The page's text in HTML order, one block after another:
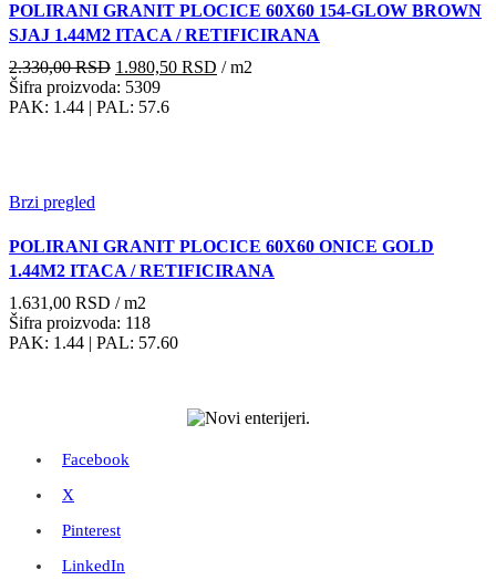
POLIRANI GRANIT PLOCICE 60X60 154-GLOW BROWN
SJAJ 1.44M2 ITACA / RETIFICIRANA
2.330,00RSD Originalna
cena
je
1.980,50 RSD Trenutna
/ m2
Šifra proizvoda: 5309
PAK: 1.44 | PAL: 57.6
Brzi pregled
POLIRANI GRANIT PLOCICE 60X60 ONICE GOLD
1.44M2 ITACA / RETIFICIRANA
1.631,00 RSD / m2
Šifra proizvoda: 118
PAK: 1.44 | PAL: 57.60
Facebook
X
Pinterest
LinkedIn